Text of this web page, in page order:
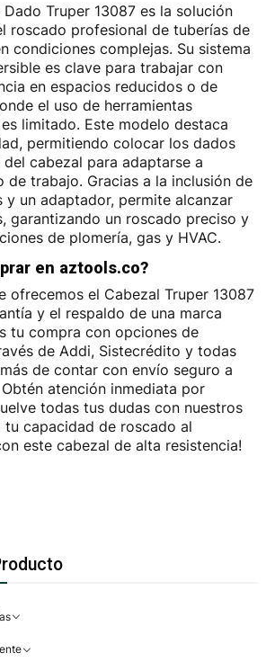
Truper 13087 es la solución
roscado profesional de tuberías de
condiciones complejas. Su sistema
es clave para trabajar con
en espacios reducidos o de
el uso de herramientas
limitado. Este modelo destaca
permitiendo colocar los dados
cabezal para adaptarse a
de trabajo. Gracias a la inclusión de
y un adaptador, permite alcanzar
garantizando un roscado preciso y
de plomería, gas y HVAC.
en aztools.co?
ofrecemos el Cabezal Truper 13087
y el respaldo de una marca
tu compra con opciones de
de Addi, Sistecrédito y todas
de contar con envío seguro a
atención inmediata por
todas tus dudas con nuestros
tu capacidad de roscado al
este cabezal de alta resistencia!